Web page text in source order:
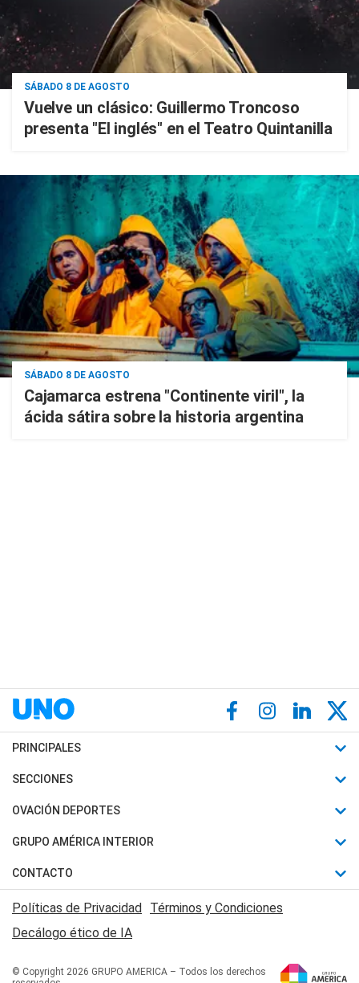
SÁBADO 8 DE AGOSTO
Vuelve un clásico: Guillermo Troncoso
presenta "El inglés" en el Teatro Quintanilla
SÁBADO 8 DE AGOSTO
Cajamarca estrena "Continente viril", la
ácida sátira sobre la historia argentina
PRINCIPALES
Últimas Noticias
Política
Judiciales
Economia
SECCIONES
Horóscopo
Motores
Trucos caseros
Series y Películas
Edictos y Solicitadas
OVACIÓN DEPORTES
Fútbol
Mundial
Automovilismo
Rugby
Básquet
GRUPO AMÉRICA INTERIOR
Canal 7 en Vivo
San Juan 8
CONTACTO
Acerca de Nosotros
Contactanos
Políticas de Privacidad Términos y Condiciones
Decálogo ético de IA
© Copyright 2026 GRUPO AMERICA – Todos los derechos